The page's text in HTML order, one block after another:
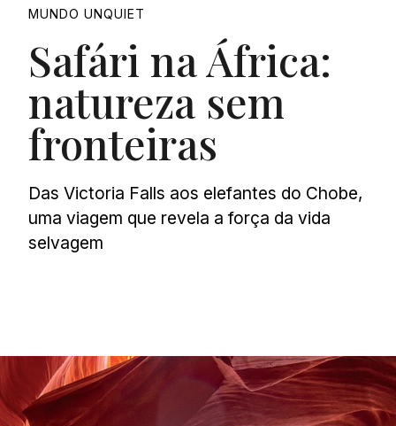
MUNDO UNQUIET
Safári na África:
natureza sem
fronteiras
Das Victoria Falls aos elefantes do Chobe,
uma viagem que revela a força da vida
selvagem